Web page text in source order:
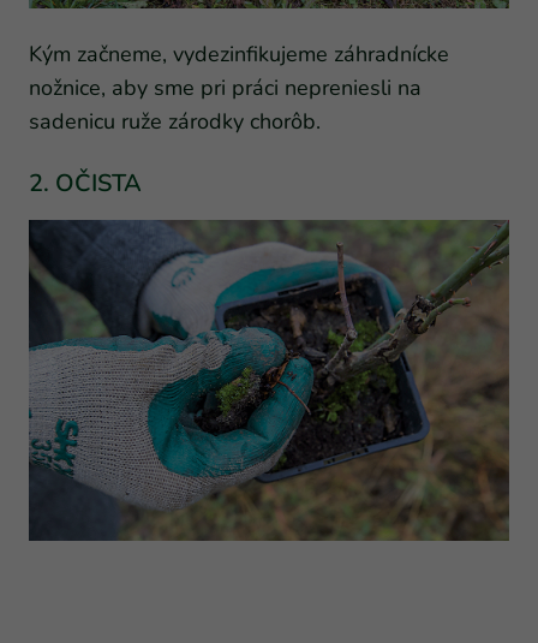
Kým začneme, vydezinfikujeme záhradnícke
nožnice, aby sme pri práci nepreniesli na
sadenicu ruže zárodky chorôb.
2. OČISTA